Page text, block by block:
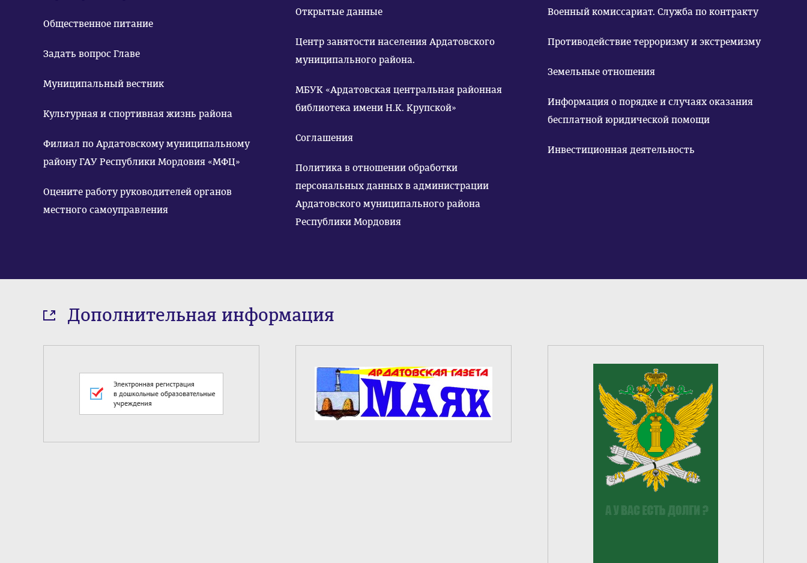
Общественное питание
Задать вопрос Главе
Муниципальный вестник
Культурная и спортивная жизнь района
Филиал по Ардатовскому муниципальному
району ГАУ Республики Мордовия «МФЦ»
Оцените работу руководителей органов
местного самоуправления
Открытые данные
Центр занятости населения Ардатовского
муниципального района.
МБУК «Ардатовская центральная районная
библиотека имени Н.К. Крупской»
Соглашения
Политика в отношении обработки
персональных данных в администрации
Ардатовского муниципального района
Республики Мордовия
Военный комиссариат. Служба по контракту
Противодействие терроризму и экстремизму
Земельные отношения
Информация о порядке и случаях оказания
бесплатной юридической помощи
Инвестиционная деятельность
Дополнительная информация